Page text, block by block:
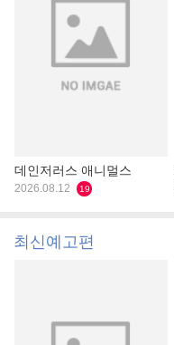
데인저러스 애니멀스
2026.08.12 19
최신예고편